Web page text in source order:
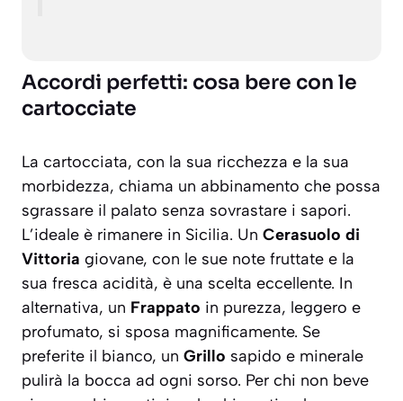
Accordi perfetti: cosa bere con le
cartocciate
La cartocciata, con la sua ricchezza e la sua
morbidezza, chiama un abbinamento che possa
sgrassare il palato senza sovrastare i sapori.
L’ideale è rimanere in Sicilia. Un Cerasuolo di
Vittoria giovane, con le sue note fruttate e la
sua fresca acidità, è una scelta eccellente. In
alternativa, un Frappato in purezza, leggero e
profumato, si sposa magnificamente. Se
preferite il bianco, un Grillo sapido e minerale
pulirà la bocca ad ogni sorso. Per chi non beve